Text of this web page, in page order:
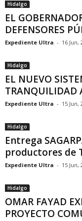
Hidalgo
EL
DEFENSORES
Expediente Ultra - 16 Jun,
Hidalgo
EL NUEVO
TRANQUILIDAD
Expediente Ultra - 15 Jun,
Hidalgo
Entrega
productores de
Expediente Ultra - 15 Jun,
Hidalgo
OMAR FAYAD
PROYECTO